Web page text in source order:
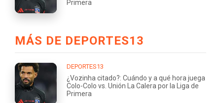
Primera
MÁS DE DEPORTES13
DEPORTES13
¿Vozinha citado?: Cuándo y a qué hora juega
Colo-Colo vs. Unión La Calera por la Liga de
Primera